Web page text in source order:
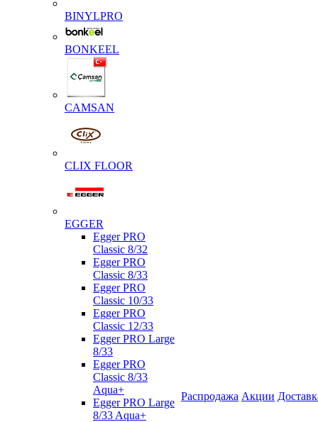
BINYLPRO
BONKEEL
CAMSAN
CLIX FLOOR
EGGER
Egger PRO
Classic 8/32
Egger PRO
Classic 8/33
Egger PRO
Classic 10/33
Egger PRO
Classic 12/33
Egger PRO Large
8/33
Egger PRO
Classic 8/33
Aqua+
Egger PRO Large
8/33 Aqua+
Распродажа Акции